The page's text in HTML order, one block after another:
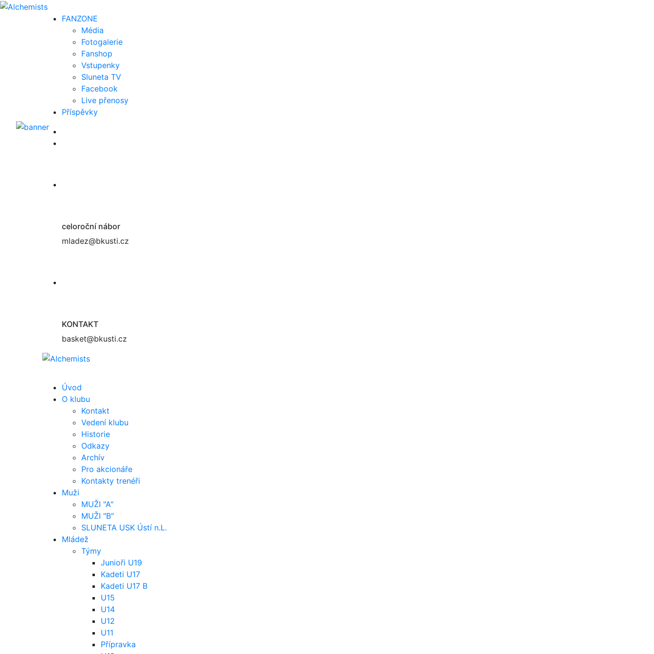
FANZONE
Média
Fotogalerie
Fanshop
Vstupenky
Sluneta TV
Facebook
Live přenosy
Příspěvky
celoroční nábor
mladez@bkusti.cz
KONTAKT
basket@bkusti.cz
Úvod
O klubu
Kontakt
Vedení klubu
Historie
Odkazy
Archív
Pro akcionáře
Kontakty trenéři
Muži
MUŽI "A"
MUŽI "B"
SLUNETA USK Ústí n.L.
Mládež
Týmy
Junioři U19
Kadeti U17
Kadeti U17 B
U15
U14
U12
U11
Přípravka